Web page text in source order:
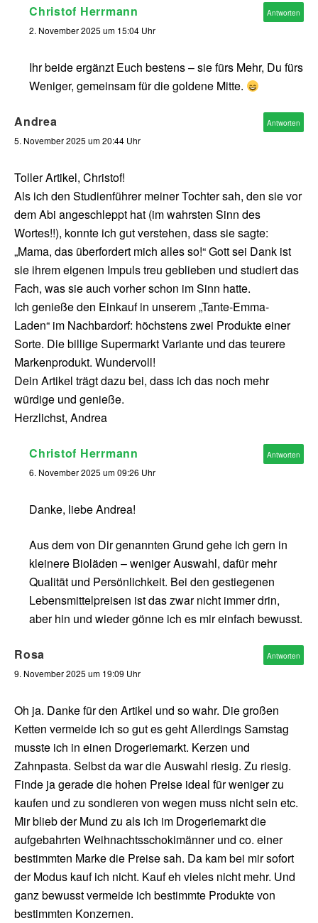
Christof Herrmann
2. November 2025 um 15:04 Uhr
Ihr beide ergänzt Euch bestens – sie fürs Mehr, Du fürs
Weniger, gemeinsam für die goldene Mitte.
Antworten
Andrea
5. November 2025 um 20:44 Uhr
Toller Artikel, Christof!
Als ich den Studienführer meiner Tochter sah, den sie vor
dem Abi angeschleppt hat (im wahrsten Sinn des
Wortes!!), konnte ich gut verstehen, dass sie sagte:
„Mama, das überfordert mich alles so!“ Gott sei Dank ist
sie ihrem eigenen Impuls treu geblieben und studiert das
Fach, was sie auch vorher schon im Sinn hatte.
Ich genieße den Einkauf in unserem „Tante-Emma-
Laden“ im Nachbardorf: höchstens zwei Produkte einer
Sorte. Die billige Supermarkt Variante und das teurere
Markenprodukt. Wundervoll!
Dein Artikel trägt dazu bei, dass ich das noch mehr
würdige und genieße.
Herzlichst, Andrea
Antworten
Christof Herrmann
6. November 2025 um 09:26 Uhr
Danke, liebe Andrea!
Aus dem von Dir genannten Grund gehe ich gern in
kleinere Bioläden – weniger Auswahl, dafür mehr
Qualität und Persönlichkeit. Bei den gestiegenen
Lebensmittelpreisen ist das zwar nicht immer drin,
aber hin und wieder gönne ich es mir einfach bewusst.
Antworten
Rosa
9. November 2025 um 19:09 Uhr
Oh ja. Danke für den Artikel und so wahr. Die großen
Ketten vermeide ich so gut es geht Allerdings Samstag
musste ich in einen Drogeriemarkt. Kerzen und
Zahnpasta. Selbst da war die Auswahl riesig. Zu riesig.
Finde ja gerade die hohen Preise ideal für weniger zu
kaufen und zu sondieren von wegen muss nicht sein etc.
Mir blieb der Mund zu als ich im Drogeriemarkt die
aufgebahrten Weihnachtsschokimänner und co. einer
bestimmten Marke die Preise sah. Da kam bei mir sofort
der Modus kauf ich nicht. Kauf eh vieles nicht mehr. Und
ganz bewusst vermeide ich bestimmte Produkte von
bestimmten Konzernen.
Antworten